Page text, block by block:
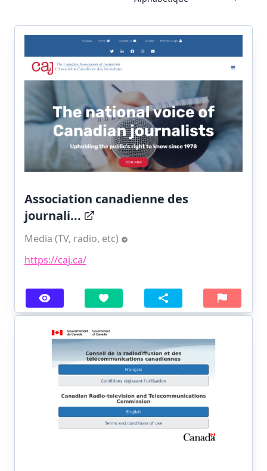
Association canadienne des
journali...
Media (TV, radio, etc)
https://caj.ca/